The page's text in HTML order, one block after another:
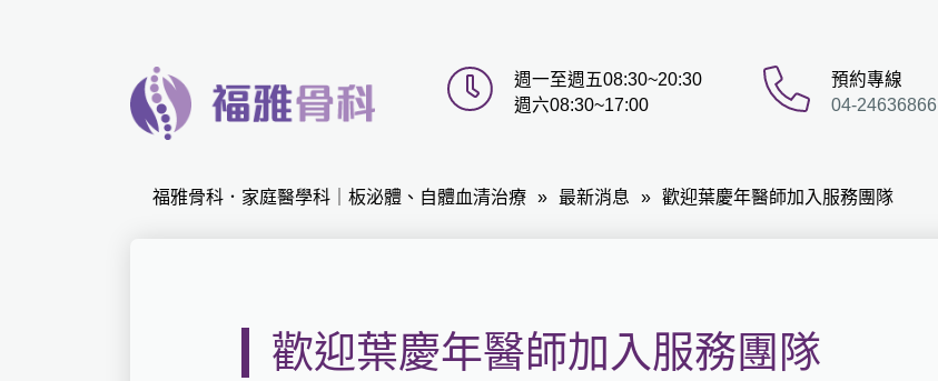
週一至週五08:30~20:30
週六08:30~17:00
預約專線
04-24636866
福雅骨科．家庭醫學科｜板泌體、自體血清治療 最新消息 歡迎葉慶年醫師加入服務團隊
歡迎葉慶年醫師加入服務團隊